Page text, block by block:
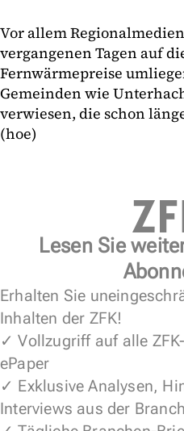
Vor allem
vergangenen Tagen auf
Fernwärmepreise
Gemeinden wie
verwiesen, die schon
(hoe)
Lesen Sie
Erhalten Sie
Inhalten der ZFK!
✓ Vollzugriff auf alle
ePaper
✓ Exklusive Analysen,
Interviews aus der